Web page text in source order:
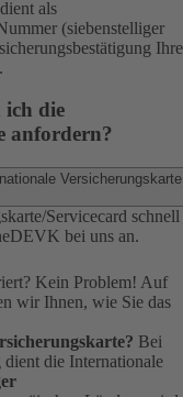
als
(siebenstelliger
ich die
anfordern?
Versicherungskarte
Servicecard schnell
bei uns an.
Kein Problem! Auf
wir Ihnen, wie Sie das
Bei
dient die Internationale